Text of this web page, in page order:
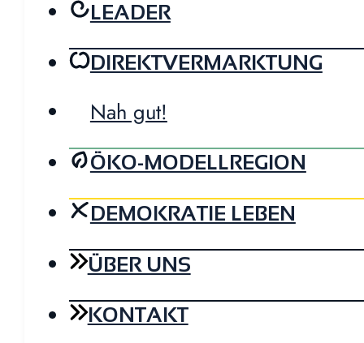
LEADER
DIREKTVERMARKTUNG
Nah gut!
ÖKO-MODELLREGION
DEMOKRATIE LEBEN
ÜBER UNS
KONTAKT